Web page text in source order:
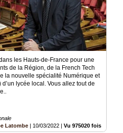
les Hauts-de-France pour une
de la Région, de la French Tech
la nouvelle spécialité Numérique et
lycée local. Vous allez tout de
Latombe | 10/03/2022 | Vu 975020 fois